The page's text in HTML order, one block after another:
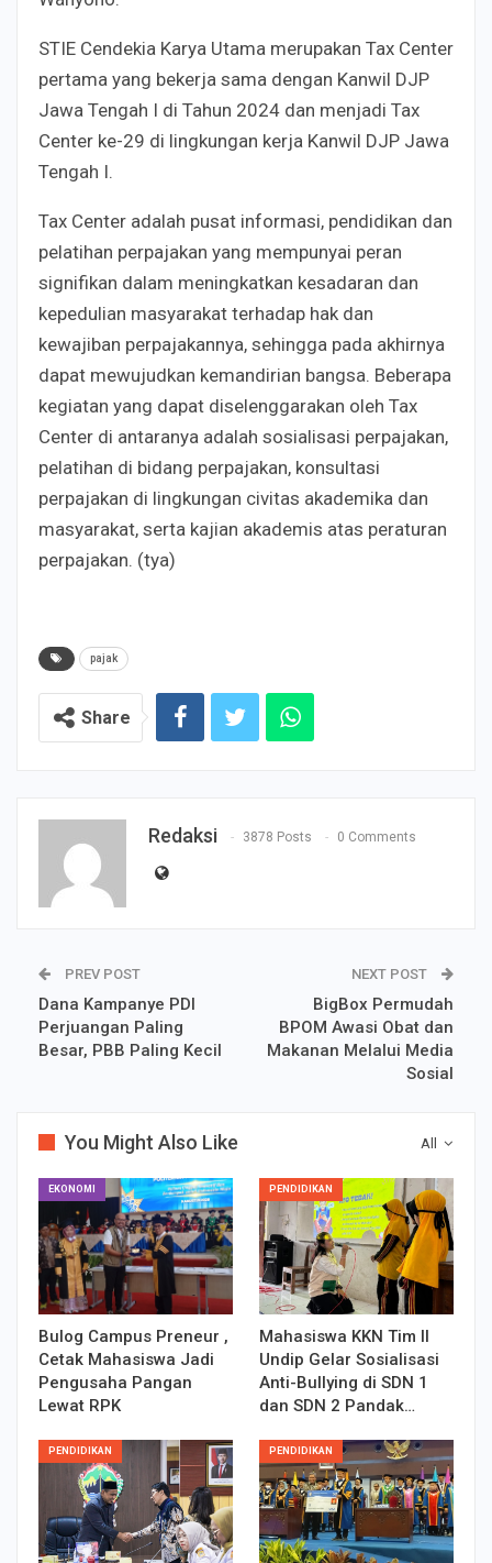
STIE Cendekia Karya Utama merupakan Tax Center
pertama yang bekerja sama dengan Kanwil DJP
Jawa Tengah I di Tahun 2024 dan menjadi Tax
Center ke-29 di lingkungan kerja Kanwil DJP Jawa
Tengah I.
Tax Center adalah pusat informasi, pendidikan dan
pelatihan perpajakan yang mempunyai peran
signifikan dalam meningkatkan kesadaran dan
kepedulian masyarakat terhadap hak dan
kewajiban perpajakannya, sehingga pada akhirnya
dapat mewujudkan kemandirian bangsa. Beberapa
kegiatan yang dapat diselenggarakan oleh Tax
Center di antaranya adalah sosialisasi perpajakan,
pelatihan di bidang perpajakan, konsultasi
perpajakan di lingkungan civitas akademika dan
masyarakat, serta kajian akademis atas peraturan
perpajakan. (tya)
pajak
Share
Redaksi 3878 Posts 0 Comments
PREV POST
Dana Kampanye PDI
Perjuangan Paling
Besar, PBB Paling Kecil
NEXT POST
BigBox Permudah
BPOM Awasi Obat dan
Makanan Melalui Media
Sosial
All
You Might Also Like
EKONOMI
Bulog Campus Preneur ,
Cetak Mahasiswa Jadi
Pengusaha Pangan
Lewat RPK
PENDIDIKAN
Mahasiswa KKN Tim II
Undip Gelar Sosialisasi
Anti-Bullying di SDN 1
dan SDN 2 Pandak…
PENDIDIKAN PENDIDIKAN